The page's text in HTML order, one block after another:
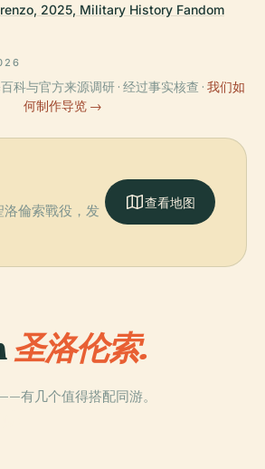
2025, Military History Fandom
科与官方来源调研 · 经过事实核查 · 我们如
何制作导览 →
倫索戰役，发
查看地图
圣洛伦索.
有几个值得搭配同游。